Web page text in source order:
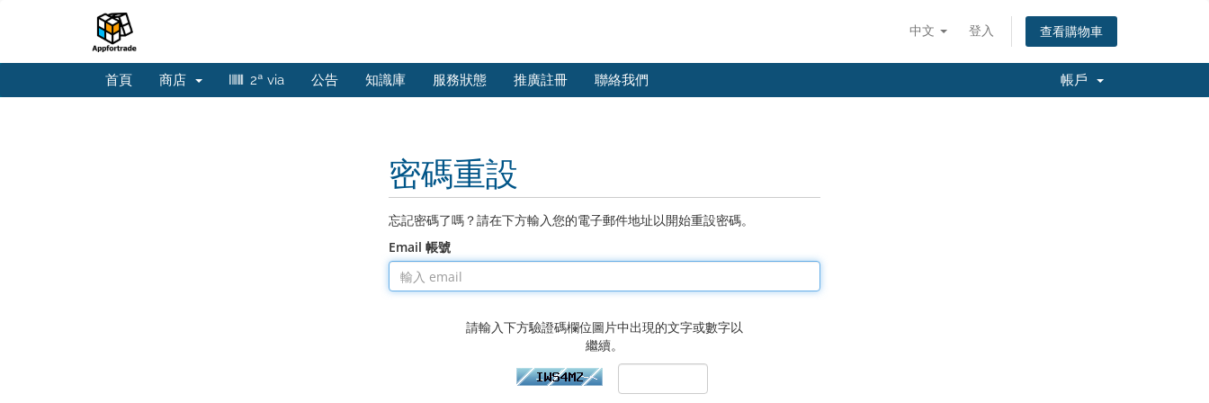
中文 登入 查看購物車
首頁 商店 2ª via 公告 知識庫 服務狀態 推廣註冊 聯絡我們 帳戶
密碼重設
忘記密碼了嗎？請在下方輸入您的電子郵件地址以開始重設密碼。
Email 帳號
請輸入下方驗證碼欄位圖片中出現的文字或數字以
繼續。